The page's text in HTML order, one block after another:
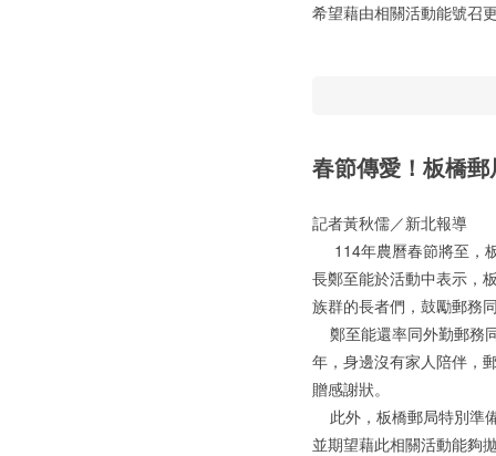
希望藉由相關活動能號召
春節傳愛！板橋
記者黃秋儒／新北報導
114年農曆春節將至，
長鄭至能於活動中表示，
族群的長者們，鼓勵郵務
鄭至能還率同外勤郵務
年，身邊沒有家人陪伴，
贈感謝狀。
此外，板橋郵局特別準
並期望藉此相關活動能夠